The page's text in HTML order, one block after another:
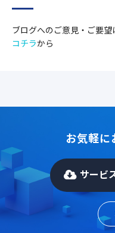
ブログへのご意見・ご要望
コチラから
お気軽に
サービ